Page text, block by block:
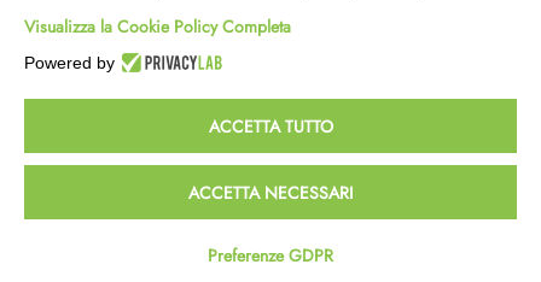
Orario
Dal lunedì al venerdì
8:00 – 12:30 / 13:30 - 19:00
8:30 – 12:30 / 15:30 - 19:00
© 2023 Powered & Designed byPassepartout
Termini e Condizioni Privacy e Cookie Policy
Visualizza la Cookie Policy Completa
Powered by
ACCETTA TUTTO
ACCETTA NECESSARI
Preferenze GDPR